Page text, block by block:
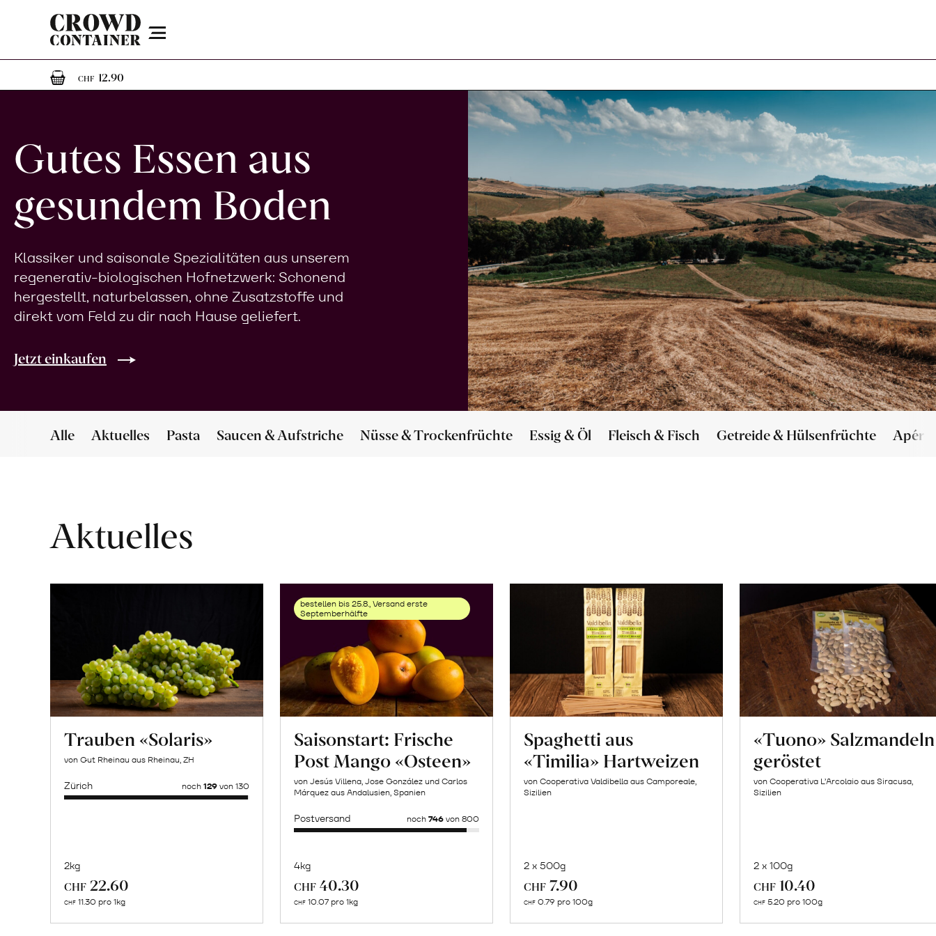
Menu
CHF 12.901 Artikel im Warenkorb
Gutes Essen aus
gesundem Boden
Klassiker und saisonale Spezialitäten aus unserem
regenerativ-biologischen Hofnetzwerk: Schonend
hergestellt, naturbelassen, ohne Zusatzstoffe und
direkt vom Feld zu dir nach Hause geliefert.
Jetzt einkaufen
Alle Aktuelles Pasta Saucen & Aufstriche Nüsse & Trockenfrüchte Essig & Öl Fleisch & Fisch Getreide & Hülsenfrüchte Apéro
Aktuelles
Trauben «Solaris»
von Gut Rheinau aus Rheinau, ZH
Zürich noch 129von 130
2kg
CHF 22.60
CHF 11.30 pro 1kg
Naturbelassene
bestellen bis 25.8., Versand erste
Septemberhälfte
Saisonstart: Frische
Post Mango «Osteen»
von Jesús Villena, Jose González und Carlos
Márquez aus Andalusien, Spanien
Postversand noch 746von 800
4kg
CHF 40.30
CHF 10.07 pro 1kg
Naturbelassene
Spaghetti aus
«Timilia» Hartweizen
von Cooperativa Valdibella aus Camporeale,
Sizilien
2 x 500g
CHF 7.90
CHF 0.79 pro 100g
«Tuono» Salzmandeln
geröstet
von Cooperativa L’Arcolaio aus Siracusa,
Sizilien
2 x 100g
CHF 10.40
CHF 5.20 pro 100g